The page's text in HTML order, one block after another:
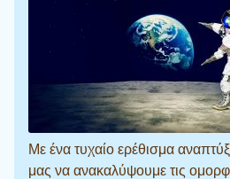
Με ένα τυχαίο ερέθισμα
μας να ανακαλύψουμε τις